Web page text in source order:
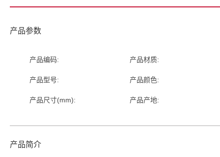
产品参数
产品编码: 产品材质:
产品型号: 产品颜色:
产品尺寸(mm): 产品产地:
产品简介